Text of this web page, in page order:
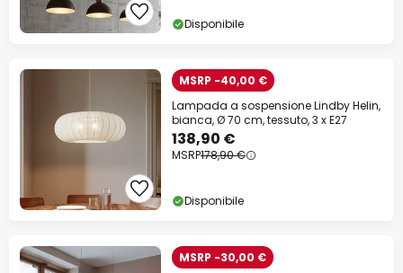
Disponibile
MSRP -40,00 €
Lampada a sospensione Lindby Helin,
bianca, Ø 70 cm, tessuto, 3 x E27
138,90 €
MSRP178,90 €
Disponibile
MSRP -30,00 €